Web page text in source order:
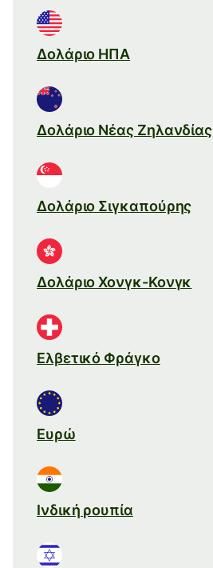
Δολάριο ΗΠΑ
Δολάριο Νέας Ζηλανδίας
Δολάριο Σιγκαπούρης
Δολάριο Χονγκ-Κονγκ
Ελβετικό Φράγκο
Ευρώ
Ινδική ρουπία